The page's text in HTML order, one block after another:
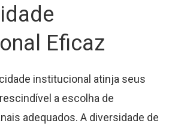
Eficaz
institucional atinja seus
a escolha de
adequados. A diversidade de